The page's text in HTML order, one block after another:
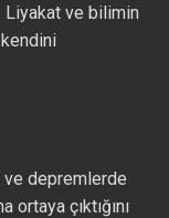
ve bilimin
ve depremlerde
çıktığını